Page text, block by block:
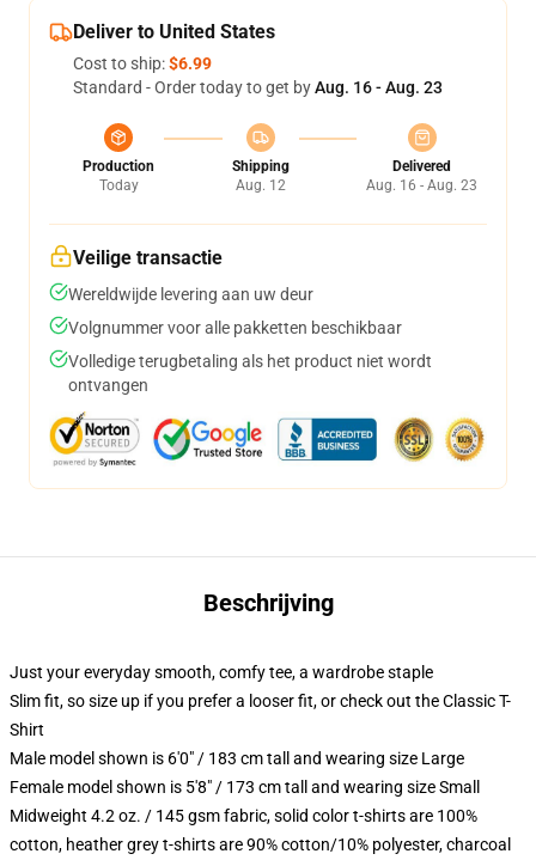
Deliver to United States
Cost to ship:$6.99
Standard - Order today to get byAug. 16 - Aug. 23
Production
Today
Shipping
Aug. 12
Delivered
Aug. 16 - Aug. 23
Veilige transactie
Wereldwijde levering aan uw deur
Volgnummer voor alle pakketten beschikbaar
Volledige terugbetaling als het product niet wordt
ontvangen
Beschrijving
Just your everyday smooth, comfy tee, a wardrobe staple
Slim fit, so size up if you prefer a looser fit, or check out the Classic T-
Shirt
Male model shown is 6'0" / 183 cm tall and wearing size Large
Female model shown is 5'8" / 173 cm tall and wearing size Small
Midweight 4.2 oz. / 145 gsm fabric, solid color t-shirts are 100%
cotton, heather grey t-shirts are 90% cotton/10% polyester, charcoal